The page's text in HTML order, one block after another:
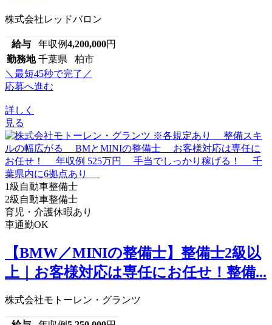
株式会社レッドバロン
給与 年収例4,200,000円
勤務地 千葉県 柏市
＼最短45秒で完了／
応募へ進む
詳しく
見る
1級自動車整備士
2級自動車整備士
育児・介護休暇あり
車通勤OK
【BMW／MINIの整備士】整備士2級以
上｜お客様対応は専任にお任せ！整備...
株式会社モトーレン・グランツ